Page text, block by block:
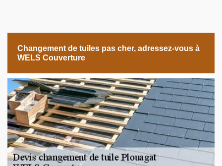
Changement de tuiles pas cher, adressez-vous à
WELS Couverture